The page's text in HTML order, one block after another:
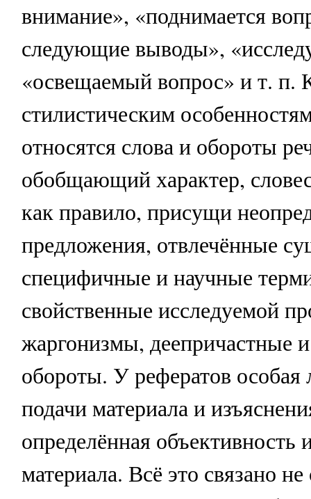
внимание», «поднимается
следующие выводы»,
«освещаемый вопрос» и т. п.
стилистическим
относятся слова и обороты
обобщающий характер,
как правило, присущи
предложения, отвлечённые
специфичные и научные
свойственные исследуемой
жаргонизмы, деепричастные
обороты. У рефератов особая
подачи материала и
определённая объективность
материала. Всё это связано